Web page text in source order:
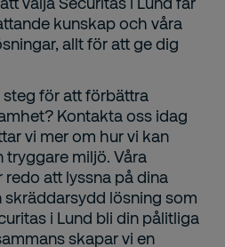
kunskap och våra
allt för att ge dig
för att förbättra
Kontakta oss idag
vi mer om hur vi kan
tryggare miljö. Våra
att lyssna på dina
lösning som
i Lund bli din pålitliga
skapar vi en